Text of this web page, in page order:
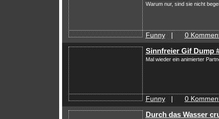
Warum nur, sind sie nicht
Funny| 0
Sinnfreier Gif Dump
Mal wieder ein animierter
Funny| 0
Durch das Wasser